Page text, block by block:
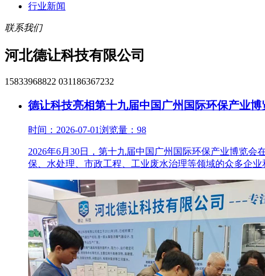
行业新闻
联系我们
河北德让科技有限公司
15833968822 031186367232
德让科技亮相第十九届中国广州国际环保产业
时间：2026-07-01浏览量：98
2026年6月30日，第十九届中国广州国际环保产业博览
保、水处理、市政工程、工业废水治理等领域的众多企